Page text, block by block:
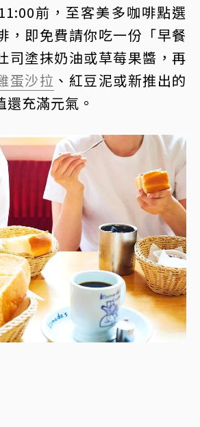
前，至客美多咖啡點選
，即免費請你吃一份「早餐
司塗抹奶油或草莓果醬，再
蛋沙拉 、紅豆泥或新推出的
充滿元氣。